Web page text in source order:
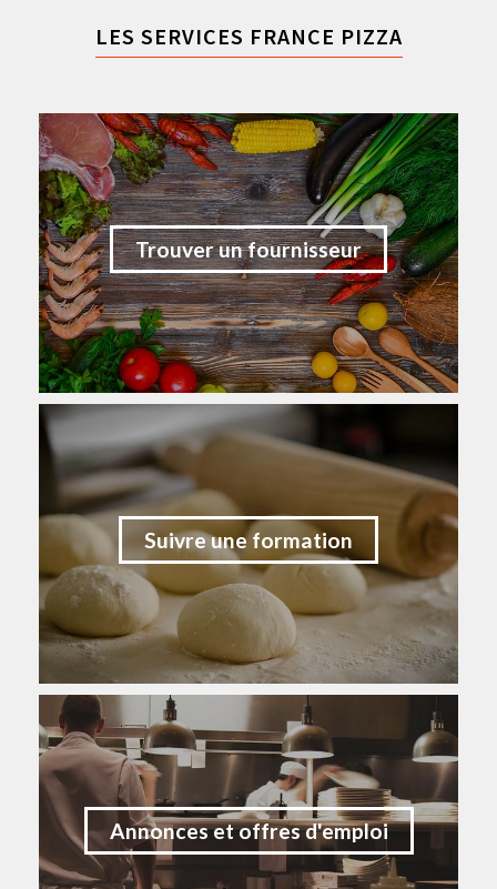
LES SERVICES FRANCE PIZZA
Trouver un fournisseur
Suivre une formation
Annonces et offres d'emploi